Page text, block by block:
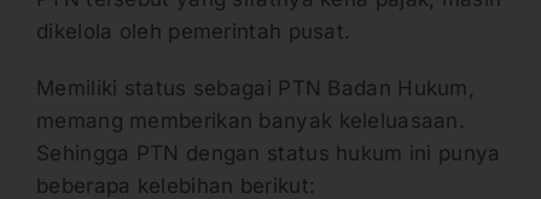
dikelola oleh pemerintah pusat.
Memiliki status sebagai PTN Badan Hukum,
memang memberikan banyak keleluasaan.
Sehingga PTN dengan status hukum ini punya
beberapa kelebihan berikut: